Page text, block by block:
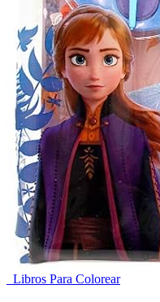
Libros Para Colorear